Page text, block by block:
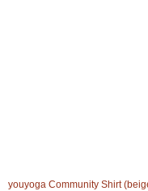
youyoga Community Shirt